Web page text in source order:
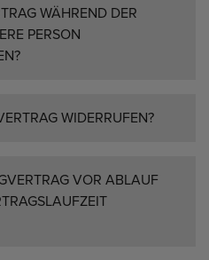
WÄHREND DER
PERSON
WIDERRUFEN?
VOR ABLAUF